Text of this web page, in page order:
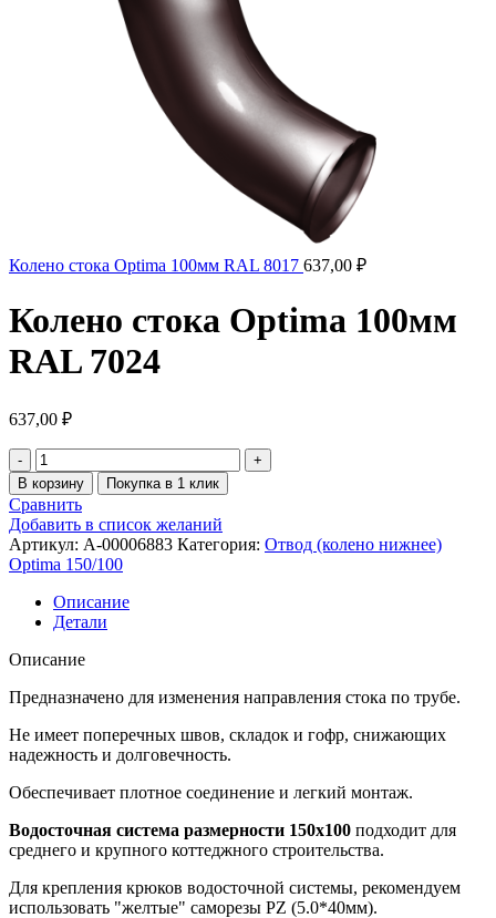
Колено стока Optima 100мм RAL 8017 637,00 ₽
Колено стока Optima 100мм
RAL 7024
637,00 ₽
В корзину Покупка в 1 клик
Сравнить
Добавить в список желаний
Артикул: A-00006883 Категория: Отвод (колено нижнее)
Optima 150/100
Описание
Детали
Описание
Предназначено для изменения направления стока по трубе.
Не имеет поперечных швов, складок и гофр, снижающих
надежность и долговечность.
Обеспечивает плотное соединение и легкий монтаж.
Водосточная система размерности 150х100 подходит для
среднего и крупного коттеджного строительства.
Для крепления крюков водосточной системы, рекомендуем
использовать "желтые" саморезы PZ (5.0*40мм).